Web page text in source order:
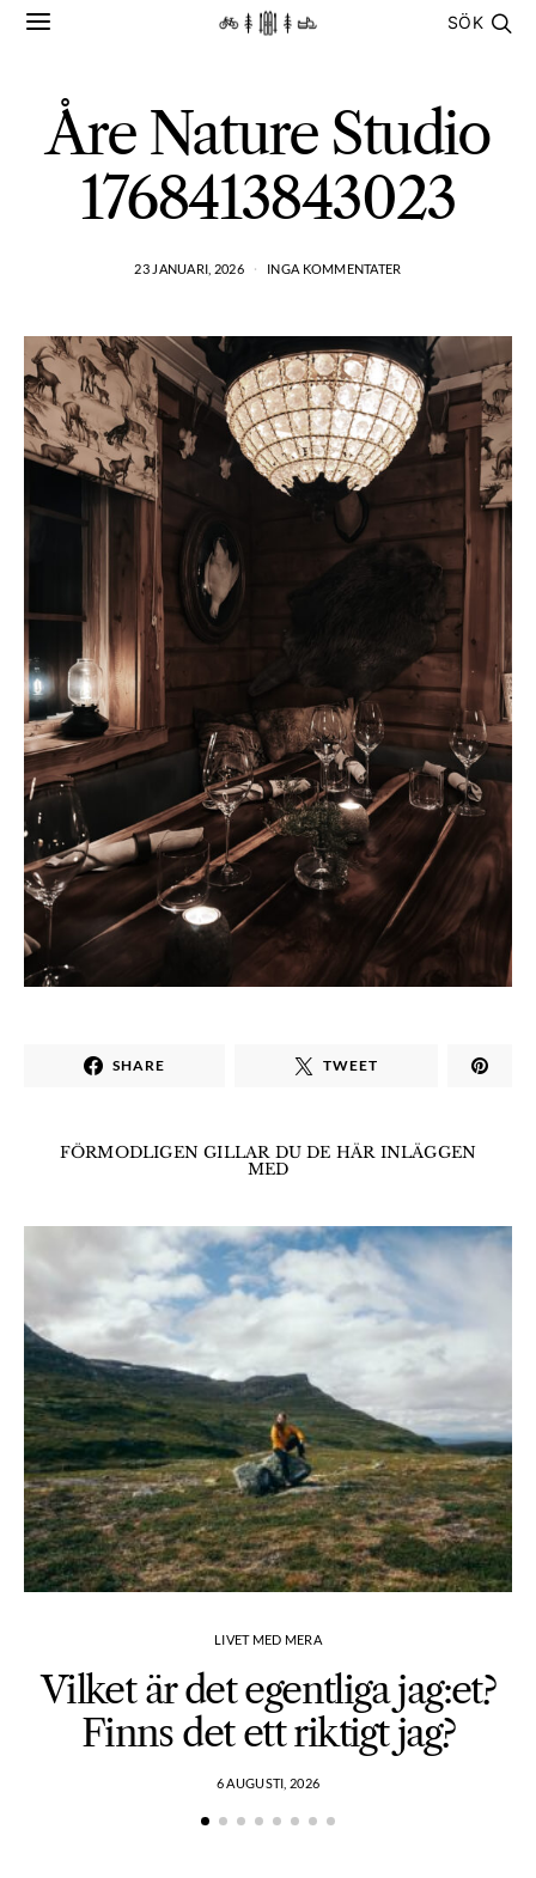
SÖK
Åre Nature Studio
1768413843023
23 JANUARI, 2026 INGA KOMMENTATER
SHARE TWEET
FÖRMODLIGEN GILLAR DU DE HÄR INLÄGGEN
MED
LIVET MED MERA
Vilket är det egentliga jag:et?
Finns det ett riktigt jag?
6 AUGUSTI, 2026